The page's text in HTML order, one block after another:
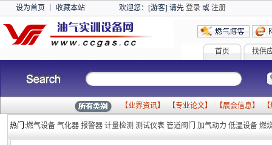
设为首页 收藏本站 欢迎您：[游客] 请先 登录或 注册
首页 找供
【业界资讯】 【专业论文】 【展会信息】 【
热门:燃气设备 气化器 报警器 计量检测 测试仪表 管道阀门 加气动力 低温设备 燃